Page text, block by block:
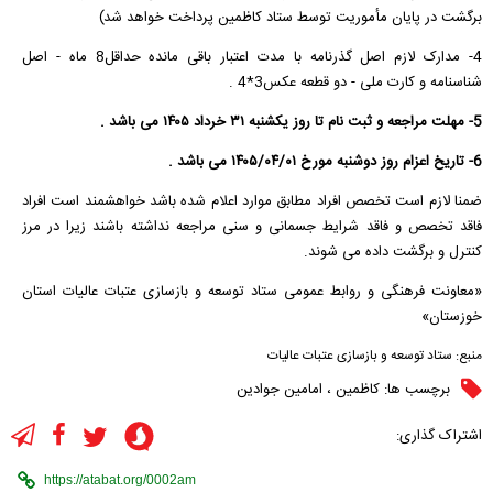
برگشت در پایان مأموریت توسط ستاد کاظمین پرداخت خواهد شد)
4- مدارک لازم اصل گذرنامه با مدت اعتبار باقی مانده حداقل8 ماه - اصل
شناسنامه و کارت ملی - دو قطعه عکس3*4 .
5- مهلت مراجعه و ثبت نام تا روز یکشنبه ۳۱ خرداد ۱۴۰۵ می باشد .
6- تاریخ اعزام روز دوشنبه مورخ ۱۴۰۵/۰۴/۰۱ می باشد .
ضمنا لازم است تخصص افراد مطابق موارد اعلام شده باشد خواهشمند است افراد
فاقد تخصص و فاقد شرایط جسمانی‌ و سنی مراجعه نداشته باشند زیرا در مرز
کنترل و برگشت داده می شوند.
«معاونت فرهنگی و روابط عمومی ستاد توسعه و بازسازی عتبات عالیات استان
خوزستان»
منبع: ستاد توسعه و بازسازی عتبات عالیات
برچسب ها: کاظمین ، امامین جوادین
اشتراک گذاری: